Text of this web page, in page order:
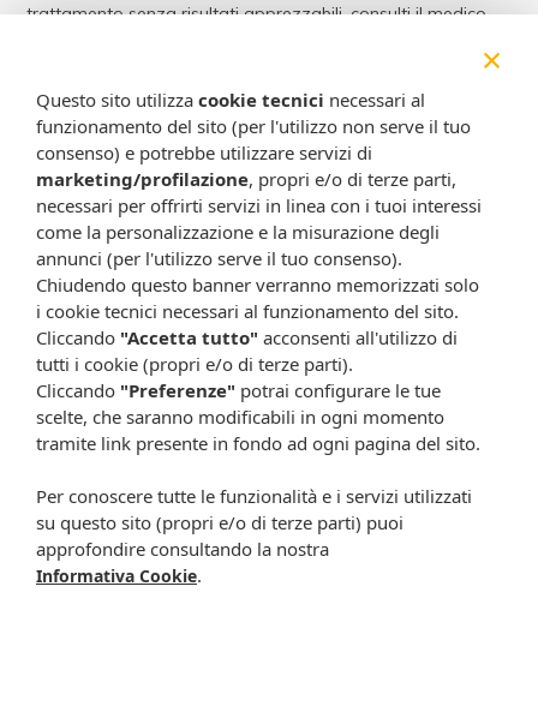
trattamento senza risultati apprezzabili, consulti il medico.
Possibili effetti indesideratiCome tutti i medicinali, questo
medicinale può causare effetti indesiderati sebbene non
tutte le persone li manifestino. Sono stati segnalati fenomeni
irritativi locali ed edema angioneurotico (gonfiore delle
labbra, del volto, della gola o della lingua) soprattutto in
soggetti con ipersensibilità ai FANS, con frequenza molto
rara. Non sono noti effetti indesiderati sistemici. Il rispetto
delle istruzioni contenute nel foglio illustrativo riduce il rischio
di effetti indesiderati. Segnalazione degli effetti indesiderati
Se manifesta un qualsiasi effetto indesiderato, compresi
quelli non elencati in questo foglio, si rivolga al medico o al
farmacista. Lei può inoltre segnalare gli effetti indesiderati
direttamente tramite il sistema nazionale di segnalazione
all’indirizzo:
Segnalando gli effetti indesiderati lei può contribuire a
fornire maggiori informazioni sulla sicurezza di questo
medicinale.
Documenti relativi al prodotto
×
Questo sito utilizza cookie tecnici necessari al
funzionamento del sito (per l'utilizzo non serve il tuo
consenso) e potrebbe utilizzare servizi di
marketing/profilazione, propri e/o di terze parti,
necessari per offrirti servizi in linea con i tuoi interessi
come la personalizzazione e la misurazione degli
annunci (per l'utilizzo serve il tuo consenso).
Chiudendo questo banner verranno memorizzati solo
i cookie tecnici necessari al funzionamento del sito.
Cliccando "Accetta tutto" acconsenti all'utilizzo di
tutti i cookie (propri e/o di terze parti).
Cliccando "Preferenze" potrai configurare le tue
scelte, che saranno modificabili in ogni momento
tramite link presente in fondo ad ogni pagina del sito.
Per conoscere tutte le funzionalità e i servizi utilizzati
su questo sito (propri e/o di terze parti) puoi
approfondire consultando la nostra
Informativa Cookie.